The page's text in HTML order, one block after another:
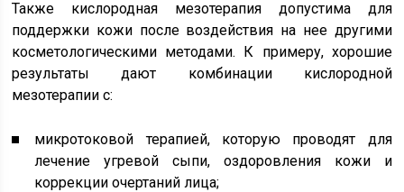
Также кислородная мезотерапия допустима для
поддержки кожи после воздействия на нее другими
косметологическими методами. К примеру, хорошие
результаты дают комбинации кислородной
мезотерапии с:
микротоковой терапией, которую проводят для
лечение угревой сыпи, оздоровления кожи и
коррекции очертаний лица;